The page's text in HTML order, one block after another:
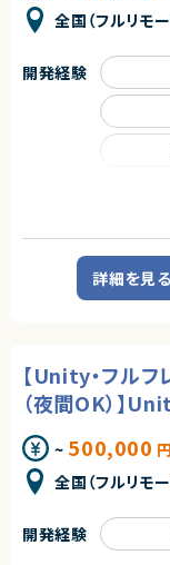
・少人数体制でのプロジ
・クライアントおよび開
■募集背景
プロジェクト拡大に伴
求めるスキル
・ServiceNow開発プロ
ューなど）をお持ちの方
■尚可スキル
・顧客課題に主体的に
・リーダーポジション
・コミュニケーション能
契約形態
業務委託(準委任契約)
株式会社LASSIC
全国（フルリモ
業務内容
大手小売業界向けのデ
・店舗向けスマホアプ
開発案件です。
・既にサービス稼働中
続的にリリースしていま
■業務内容
・要件整理および要件定
・バックエンドシステム
・コードレビューの実施
・リリース対応および
・技術課題に対する検討
・ステークホルダーと
開発経験
詳細を見る
【Unity・フル
（夜間OK）】
~ 500,000 円
全国（フルリモ
開発経験